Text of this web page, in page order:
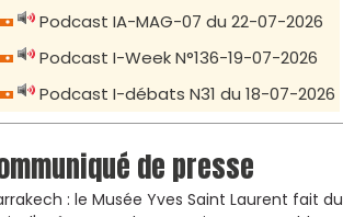
Podcast IA-MAG-07 du 22-07-2026
Podcast I-Week N°136-19-07-2026
Podcast I-débats N31 du 18-07-2026
de presse
: le Musée Yves Saint Laurent fait du